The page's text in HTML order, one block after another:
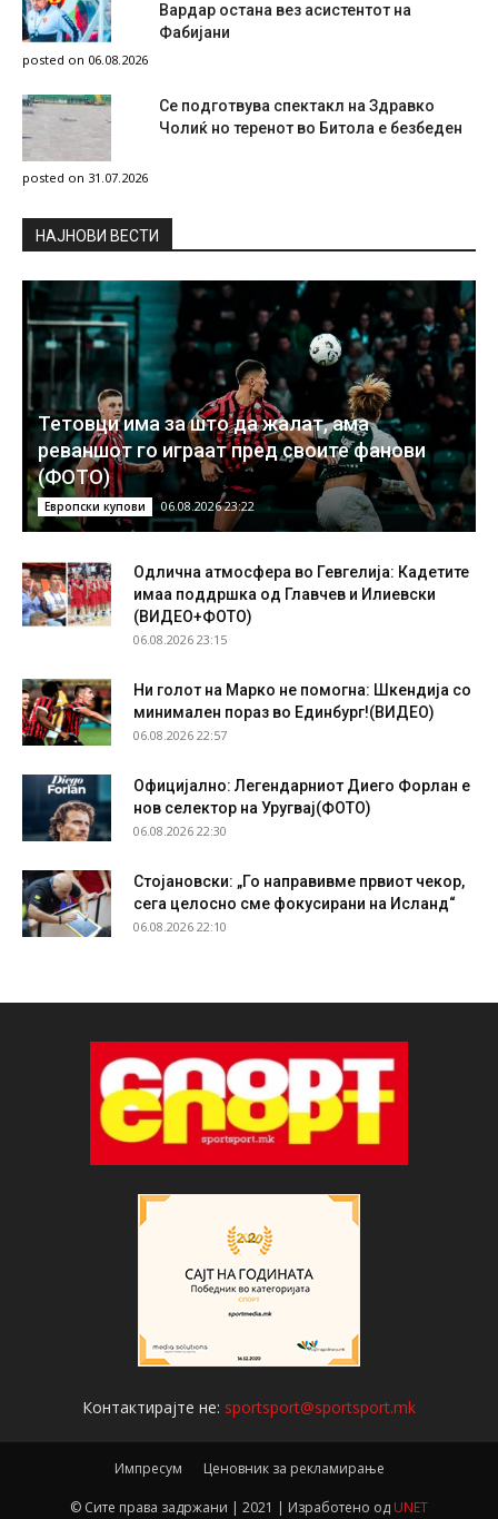
Вардар остана вез асистентот на
Фабијани
posted on 06.08.2026
Се подготвува спектакл на Здравко
Чолиќ но теренот во Битола е безбеден
posted on 31.07.2026
НAЈНОВИ ВЕСТИ
Тетовци има за што да жалат, ама
реваншот го играат пред своите фанови
(ФОТО)
Европски купови 06.08.2026 23:22
Одлична атмосфера во Гевгелија: Кадетите
имаа поддршка од Главчев и Илиевски
(ВИДЕО+ФОТО)
06.08.2026 23:15
Ни голот на Марко не помогна: Шкендија со
минимален пораз во Единбург!(ВИДЕО)
06.08.2026 22:57
Официјално: Легендарниот Диего Форлан е
нов селектор на Уругвај(ФОТО)
06.08.2026 22:30
Стојановски: „Го направивме првиот чекор,
сега целосно сме фокусирани на Исланд“
06.08.2026 22:10
Контактирајте не: sportsport@sportsport.mk
Импресум Ценовник за рекламирање
© Сите права задржани | 2021 | Изработено од UNET